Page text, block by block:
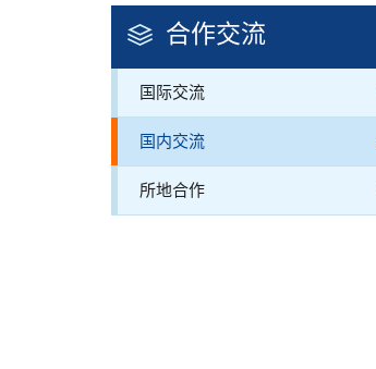
合作交流
国际交流
国内交流
所地合作